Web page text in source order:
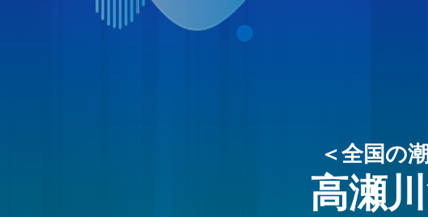
＜全国の
高瀬